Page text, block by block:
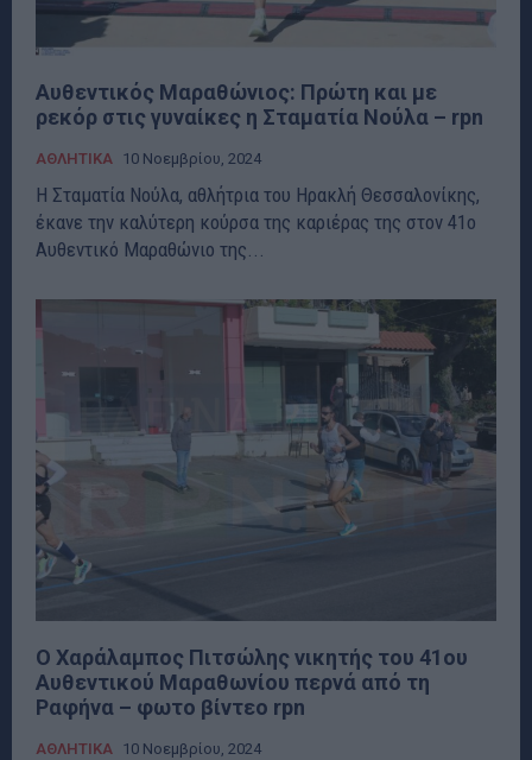
Αυθεντικός Μαραθώνιος: Πρώτη και με
ρεκόρ στις γυναίκες η Σταματία Νούλα – rpn
ΑΘΛΗΤΙΚΑ 10 Νοεμβρίου, 2024
Η Σταματία Νούλα, αθλήτρια του Ηρακλή Θεσσαλονίκης,
έκανε την καλύτερη κούρσα της καριέρας της στον 41ο
Αυθεντικό Μαραθώνιο της...
Ο Χαράλαμπος Πιτσώλης νικητής του 41ου
Αυθεντικού Μαραθωνίου περνά από τη
Ραφήνα – φωτο βίντεο rpn
ΑΘΛΗΤΙΚΑ 10 Νοεμβρίου, 2024